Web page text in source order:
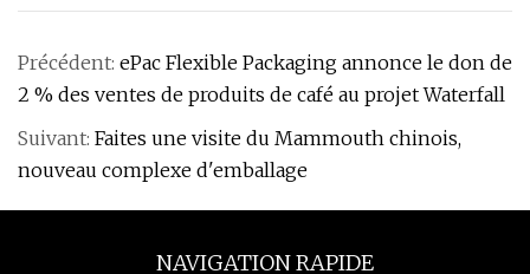
Précédent: ePac Flexible Packaging annonce le don de
2 % des ventes de produits de café au projet Waterfall
Suivant: Faites une visite du Mammouth chinois,
nouveau complexe d'emballage
NAVIGATION RAPIDE